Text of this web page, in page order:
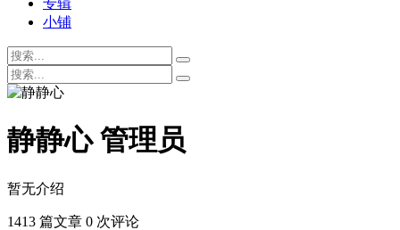
专辑
小铺
静静心管理员
暂无介绍
1413 篇文章 0 次评论